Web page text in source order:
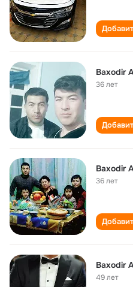
Baxodir
36 лет
Baxodir
36 лет
Baxodir
49 лет